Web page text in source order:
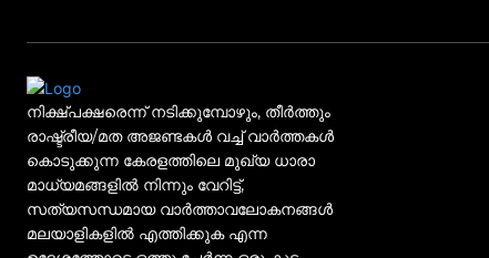
നിക്ഷ്പക്ഷരെന്ന് നടിക്കുമ്പോഴും, തീർത്തും
രാഷ്ട്രീയ/മത അജണ്ടകൾ വച്ച് വാർത്തകൾ
കൊടുക്കുന്ന കേരളത്തിലെ മുഖ്യ ധാരാ
മാധ്യമങ്ങളിൽ നിന്നും വേറിട്ട്,
സത്യസന്ധമായ വാർത്താവലോകനങ്ങൾ
മലയാളികളിൽ എത്തിക്കുക എന്ന